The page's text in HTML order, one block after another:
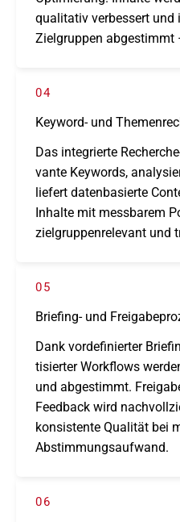
quali­ta­tiv verbes­sert
Zielgruppen abge­stimmt
04
Keyword- und
Das inte­grierte
vante Keywords,
liefert daten­ba­sierte
Inhalte mit mess­ba­rem
ziel­grup­pen­re­le­vant und
05
Briefing- und
Dank vorde­fi­nier­ter
ti­sier­ter Workflows
und abge­stimmt.
Feedback wird
konsis­tente Qualität bei
Abstimmungsaufwand.
06